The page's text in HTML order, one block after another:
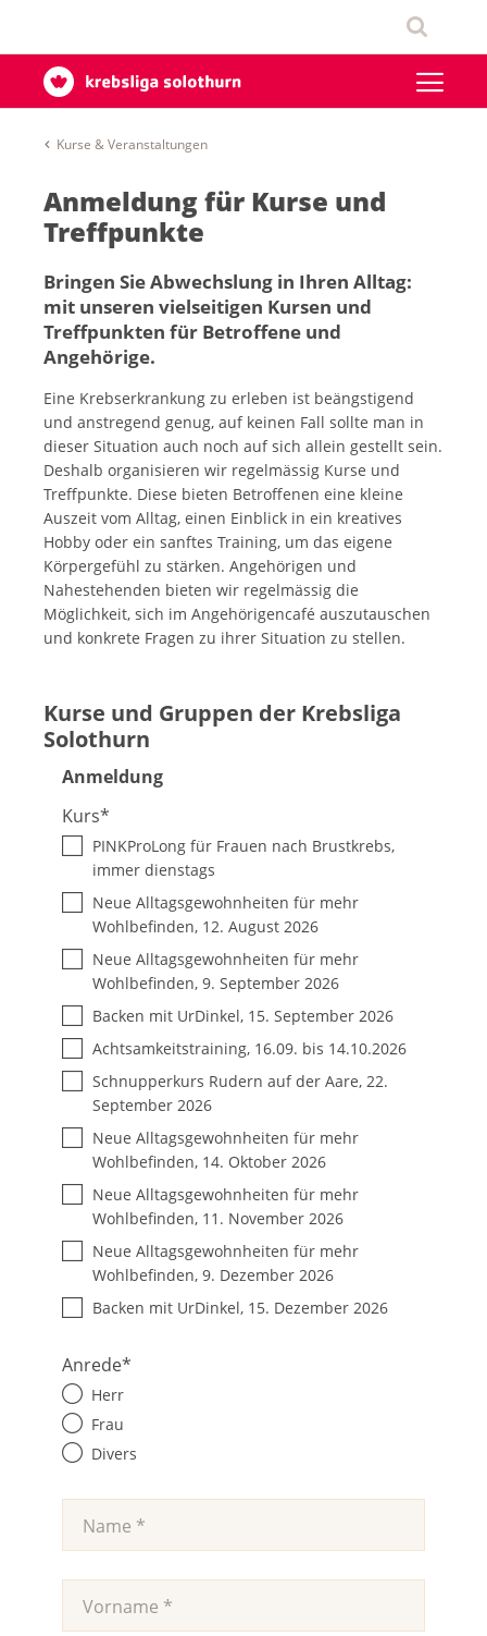
Kurse & Veranstaltungen
Anmeldung für Kurse und
Treffpunkte
Bringen Sie Abwechslung in Ihren Alltag:
mit unseren vielseitigen Kursen und
Treffpunkten für Betroffene und
Angehörige.
Eine Krebserkrankung zu erleben ist beängstigend
und anstregend genug, auf keinen Fall sollte man in
dieser Situation auch noch auf sich allein gestellt sein.
Deshalb organisieren wir regelmässig Kurse und
Treffpunkte. Diese bieten Betroffenen eine kleine
Auszeit vom Alltag, einen Einblick in ein kreatives
Hobby oder ein sanftes Training, um das eigene
Körpergefühl zu stärken. Angehörigen und
Nahestehenden bieten wir regelmässig die
Möglichkeit, sich im Angehörigencafé auszutauschen
und konkrete Fragen zu ihrer Situation zu stellen.
Kurse und Gruppen der Krebsliga
Solothurn
Anmeldung
Kurs*
PINKProLong für Frauen nach Brustkrebs,
immer dienstags
Neue Alltagsgewohnheiten für mehr
Wohlbefinden, 12. August 2026
Neue Alltagsgewohnheiten für mehr
Wohlbefinden, 9. September 2026
Backen mit UrDinkel, 15. September 2026
Achtsamkeitstraining, 16.09. bis 14.10.2026
Schnupperkurs Rudern auf der Aare, 22.
September 2026
Neue Alltagsgewohnheiten für mehr
Wohlbefinden, 14. Oktober 2026
Neue Alltagsgewohnheiten für mehr
Wohlbefinden, 11. November 2026
Neue Alltagsgewohnheiten für mehr
Wohlbefinden, 9. Dezember 2026
Backen mit UrDinkel, 15. Dezember 2026
Anrede*
Herr
Frau
Divers